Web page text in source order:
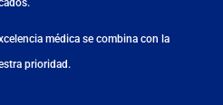
médica se combina con la
prioridad.